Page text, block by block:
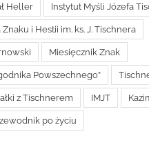
Heller Instytut Myśli Józefa
i Hestii im. ks. J. Tischnera
Miesięcznik Znak
Powszechnego”
z Tischnerem IMJT
po życiu